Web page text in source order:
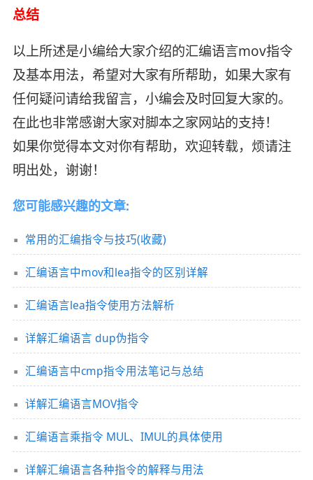
总结
以上所述是小编给大家介绍的汇编语言mov指令
及基本用法，希望对大家有所帮助，如果大家有
任何疑问请给我留言，小编会及时回复大家的。
在此也非常感谢大家对脚本之家网站的支持！
如果你觉得本文对你有帮助，欢迎转载，烦请注
明出处，谢谢！
您可能感兴趣的文章:
常用的汇编指令与技巧(收藏)
汇编语言中mov和lea指令的区别详解
汇编语言lea指令使用方法解析
详解汇编语言 dup伪指令
汇编语言中cmp指令用法笔记与总结
详解汇编语言MOV指令
汇编语言乘指令 MUL、IMUL的具体使用
详解汇编语言各种指令的解释与用法